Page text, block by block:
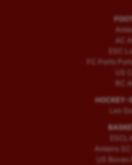
AC
ESC
FC Porto
US
RC
HOCKEY-
Les
Amiens
US